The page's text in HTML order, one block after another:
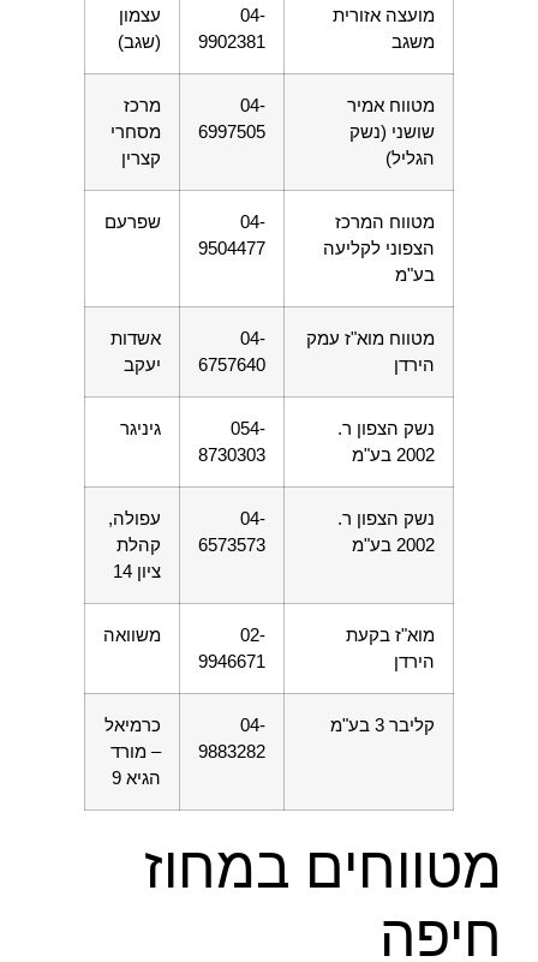
מועצה אזורית
משגב
04-
9902381
עצמון
(שגב)
מטווח אמיר
שושני (נשק
הגליל)
04-
6997505
מרכז
מסחרי
קצרין
מטווח המרכז
הצפוני לקליעה
בע"מ
04-
9504477
שפרעם
מטווח מוא"ז עמק
הירדן
04-
6757640
אשדות
יעקב
נשק הצפון ר.
2002 בע"מ
054-
8730303
גיניגר
נשק הצפון ר.
2002 בע"מ
04-
6573573
עפולה,
קהלת
ציון 14
מוא"ז בקעת
הירדן
02-
9946671
משוואה
קליבר 3 בע"מ
04-
9883282
כרמיאל
– מורד
הגיא 9
מטווחים במחוז
חיפה